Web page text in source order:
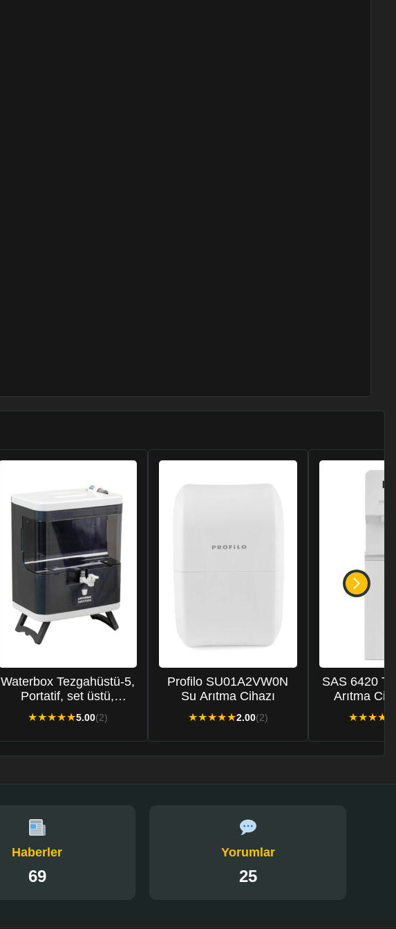
Waterbox Tezgahüstü-5,
Portatif, set üstü,
ekonomik su arıtma
makinesi
★★★★★5.00(2)
Profilo SU01A2VW0N
Su Arıtma Cihazı
★★★★★2.00(2)
SAS 6420 T
Arıtma
★★★★
Haberler
69
Yorumlar
25